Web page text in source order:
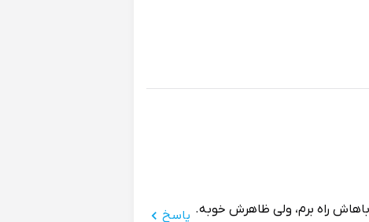
راه برم، ولی ظاهرش خوبه. پاسخ